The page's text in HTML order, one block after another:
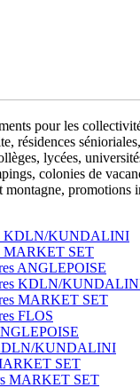
pour les
résidences
lycées,
colonies de
montagne, promotions
KDLN/KUNDALINI
MARKET SET
ANGLEPOISE
KDLN/
MARKET SET
FLOS
KUNDALINI
SET
MARKET SET